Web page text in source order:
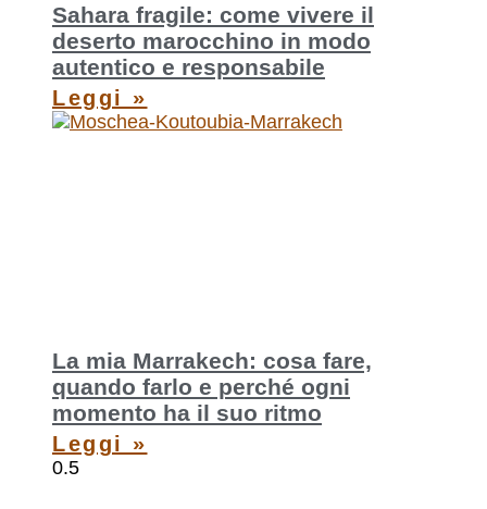
Sahara fragile: come vivere il
deserto marocchino in modo
autentico e responsabile
Leggi »
La mia Marrakech: cosa fare,
quando farlo e perché ogni
momento ha il suo ritmo
Leggi »